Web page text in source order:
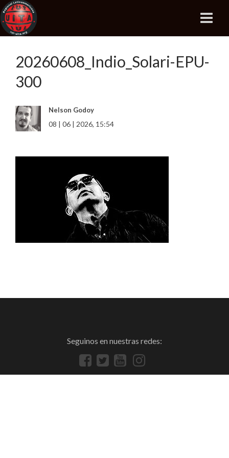
20260608_Indio_Solari-EPU-
300
Nelson Godoy
08 | 06 | 2026, 15:54
Seguinos en nuestras redes: